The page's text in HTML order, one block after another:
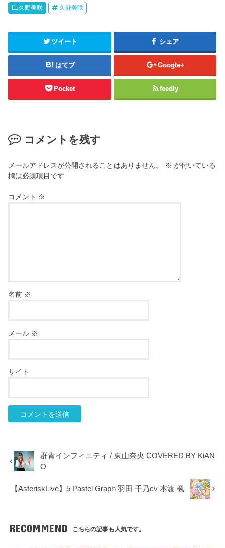
久野美咲 久野美咲
ツイート シェア
はてブ Google+
Pocket feedly
コメントを残す
メールアドレスが公開されることはありません。 ※ が付いている
欄は必須項目です
コメント ※
名前 ※
メール ※
サイト
群青インフィニティ / 東山奈央 COVERED BY KiAN
O
【AsteriskLive】5 Pastel Graph 羽田 千乃cv 本渡 楓
RECOMMEND こちらの記事も人気です。